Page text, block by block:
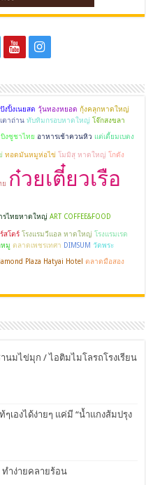
งปิ้งเนยสด วุ้นทองหยอด กุ้งคลุกหาดใหญ่
ตาถ่าน ทับทิมกรอบหาดใหญ่ โจ๊กสงขลา
บิงซูชาไทย อาหารเช้าควนหิว แต่เตี้ยมเบตง
ทอดมันหมูห่อไข่ โมมิสุ หาดใหญ่ โกดัง
ย ก๋วยเตี๋ยวเรือ
รไทยหาดใหญ่ ART COFFEE&FOOD
สโตร์ โรงแรมวีแอล หาดใหญ่ โรงแรมเรด
หมู ตลาดเพชรเทศา DIMSUM วัดพระ
Plaza Hatyai Hotel ตลาดมือสอง
นมไข่มุก / ไอติมไมโลรถโรงเรียน
เองได้ง่ายๆ แค่มี “น้ำแกงส้มปรุง
ทำง่ายคลายร้อน